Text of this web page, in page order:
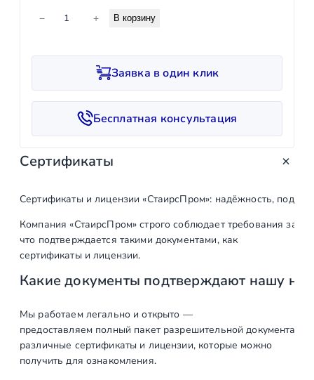
е
в
о
о
а
р
а
С
е
к
л
я
− + В корзину
Заявка в один клик
Бесплатная консультация
Сертификаты
Сертификаты и лицензии «СтаирсПром»: надёжность,
Компания «СтаирсПром» строго соблюдает требования
что подтверждается такими документами, как
сертификаты и лицензии.
Какие документы подтверждают нашу
Мы работаем легально и открыто —
предоставляем полный пакет разрешительной
различные сертификаты и лицензии, которые можно
получить для ознакомления.